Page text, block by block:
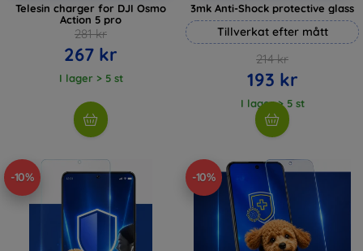
Telesin charger for DJI Osmo
Action 5 pro
281 kr
267 kr
I lager > 5 st
3mk Anti-Shock protective glass
Tillverkat efter mått
214 kr
193 kr
I lager > 5 st
-10% -10%